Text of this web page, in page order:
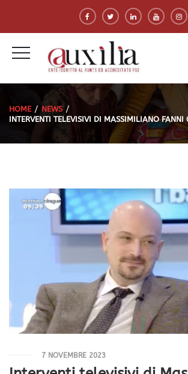
HOME
NEWS
INTERVENTI TELEVISIVI DI MASSIMILIANO FANNI
7 NOVEMBRE 2023